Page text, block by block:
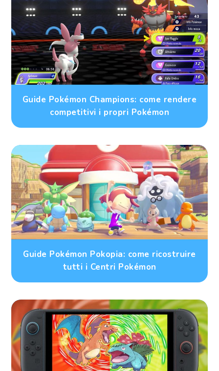
Guide Pokémon Champions: come rendere
competitivi i propri Pokémon
Guide Pokémon Pokopia: come ricostruire
tutti i Centri Pokémon